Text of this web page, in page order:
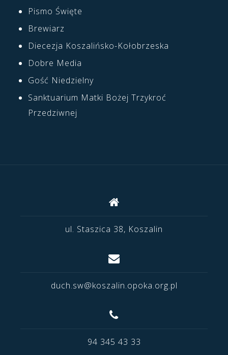
Pismo Święte
Brewiarz
Diecezja Koszalińsko-Kołobrzeska
Dobre Media
Gość Niedzielny
Sanktuarium Matki Bożej Trzykroć
Przedziwnej
ul. Staszica 38, Koszalin
duch.sw@koszalin.opoka.org.pl
94 345 43 33